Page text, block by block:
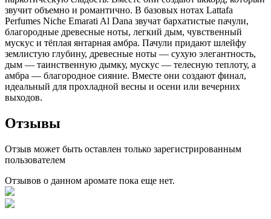
звучит объемно и романтично. В базовых нотах Lattafa
Perfumes Niche Emarati Al Dana звучат бархатистые пачули,
благородные древесные ноты, легкий дым, чувственный
мускус и тёплая янтарная амбра. Пачули придают шлейфу
землистую глубину, древесные ноты — сухую элегантность,
дым — таинственную дымку, мускус — телесную теплоту, а
амбра — благородное сияние. Вместе они создают финал,
идеальный для прохладной весны и осени или вечерних
выходов.
Отзывы
Отзыв может быть оставлен только зарегистрированным
пользователем
Отзывов о данном аромате пока еще нет.